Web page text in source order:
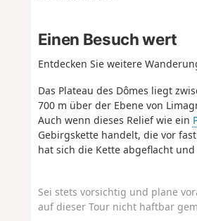
Einen Besuch wert
Entdecken Sie weitere
Das Plateau des Dômes liegt
700 m über der Ebene von
Auch wenn dieses Relief wie ein
Gebirgskette handelt, die vor
hat sich die Kette abgeflacht
Sei stets vorsichtig und plane
auf dieser Tour nicht haftbar